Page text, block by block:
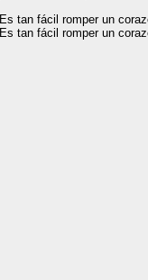
Es tan fácil romper un